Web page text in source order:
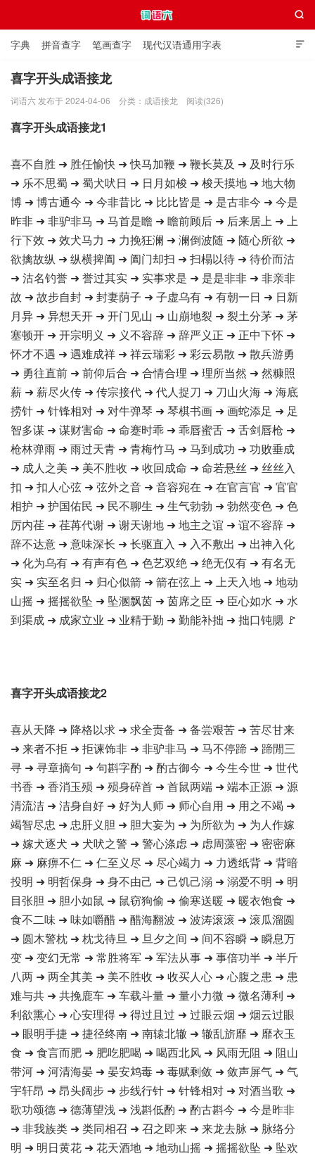

字典 拼音查字 笔画查字 现代汉语通用字表
通用规范汉字表 叠字大全

喜字开头成语接龙
词语六 发布于 2024-04-06 分类： 成语接龙 阅读(326)
喜字开头成语接龙1
喜不自胜 ➜ 胜任愉快 ➜ 快马加鞭 ➜ 鞭长莫及 ➜ 及时行乐
➜ 乐不思蜀 ➜ 蜀犬吠日 ➜ 日月如梭 ➜ 梭天摸地 ➜ 地大物
博 ➜ 博古通今 ➜ 今非昔比 ➜ 比比皆是 ➜ 是古非今 ➜ 今是
昨非 ➜ 非驴非马 ➜ 马首是瞻 ➜ 瞻前顾后 ➜ 后来居上 ➜ 上
行下效 ➜ 效犬马力 ➜ 力挽狂澜 ➜ 澜倒波随 ➜ 随心所欲 ➜
欲擒故纵 ➜ 纵横捭阖 ➜ 阖门却扫 ➜ 扫榻以待 ➜ 待价而沽
➜ 沽名钓誉 ➜ 誉过其实 ➜ 实事求是 ➜ 是是非非 ➜ 非亲非
故 ➜ 故步自封 ➜ 封妻荫子 ➜ 子虚乌有 ➜ 有朝一日 ➜ 日新
月异 ➜ 异想天开 ➜ 开门见山 ➜ 山崩地裂 ➜ 裂土分茅 ➜ 茅
塞顿开 ➜ 开宗明义 ➜ 义不容辞 ➜ 辞严义正 ➜ 正中下怀 ➜
怀才不遇 ➜ 遇难成祥 ➜ 祥云瑞彩 ➜ 彩云易散 ➜ 散兵游勇
➜ 勇往直前 ➜ 前仰后合 ➜ 合情合理 ➜ 理所当然 ➜ 然糠照
薪 ➜ 薪尽火传 ➜ 传宗接代 ➜ 代人捉刀 ➜ 刀山火海 ➜ 海底
捞针 ➜ 针锋相对 ➜ 对牛弹琴 ➜ 琴棋书画 ➜ 画蛇添足 ➜ 足
智多谋 ➜ 谋财害命 ➜ 命蹇时乖 ➜ 乖唇蜜舌 ➜ 舌剑唇枪 ➜
枪林弹雨 ➜ 雨过天青 ➜ 青梅竹马 ➜ 马到成功 ➜ 功败垂成
➜ 成人之美 ➜ 美不胜收 ➜ 收回成命 ➜ 命若悬丝 ➜ 丝丝入
扣 ➜ 扣人心弦 ➜ 弦外之音 ➜ 音容宛在 ➜ 在官言官 ➜ 官官
相护 ➜ 护国佑民 ➜ 民不聊生 ➜ 生气勃勃 ➜ 勃然变色 ➜ 色
厉内荏 ➜ 荏苒代谢 ➜ 谢天谢地 ➜ 地主之谊 ➜ 谊不容辞 ➜
辞不达意 ➜ 意味深长 ➜ 长驱直入 ➜ 入不敷出 ➜ 出神入化
➜ 化为乌有 ➜ 有声有色 ➜ 色艺双绝 ➜ 绝无仅有 ➜ 有名无
实 ➜ 实至名归 ➜ 归心似箭 ➜ 箭在弦上 ➜ 上天入地 ➜ 地动
山摇 ➜ 摇摇欲坠 ➜ 坠溷飘茵 ➜ 茵席之臣 ➜ 臣心如水 ➜ 水
到渠成 ➜ 成家立业 ➜ 业精于勤 ➜ 勤能补拙 ➜ 拙口钝腮 🚩
喜字开头成语接龙2
喜从天降 ➜ 降格以求 ➜ 求全责备 ➜ 备尝艰苦 ➜ 苦尽甘来
➜ 来者不拒 ➜ 拒谏饰非 ➜ 非驴非马 ➜ 马不停蹄 ➜ 蹄閒三
寻 ➜ 寻章摘句 ➜ 句斟字酌 ➜ 酌古御今 ➜ 今生今世 ➜ 世代
书香 ➜ 香消玉殒 ➜ 殒身碎首 ➜ 首鼠两端 ➜ 端本正源 ➜ 源
清流洁 ➜ 洁身自好 ➜ 好为人师 ➜ 师心自用 ➜ 用之不竭 ➜
竭智尽忠 ➜ 忠肝义胆 ➜ 胆大妄为 ➜ 为所欲为 ➜ 为人作嫁
➜ 嫁犬逐犬 ➜ 犬吠之警 ➜ 警心涤虑 ➜ 虑周藻密 ➜ 密密麻
麻 ➜ 麻痹不仁 ➜ 仁至义尽 ➜ 尽心竭力 ➜ 力透纸背 ➜ 背暗
投明 ➜ 明哲保身 ➜ 身不由己 ➜ 己饥己溺 ➜ 溺爱不明 ➜ 明
目张胆 ➜ 胆小如鼠 ➜ 鼠窃狗偷 ➜ 偷寒送暖 ➜ 暖衣饱食 ➜
食不二味 ➜ 味如嚼醋 ➜ 醋海翻波 ➜ 波涛滚滚 ➜ 滚瓜溜圆
➜ 圆木警枕 ➜ 枕戈待旦 ➜ 旦夕之间 ➜ 间不容瞬 ➜ 瞬息万
变 ➜ 变幻无常 ➜ 常胜将军 ➜ 军法从事 ➜ 事倍功半 ➜ 半斤
八两 ➜ 两全其美 ➜ 美不胜收 ➜ 收买人心 ➜ 心腹之患 ➜ 患
难与共 ➜ 共挽鹿车 ➜ 车载斗量 ➜ 量小力微 ➜ 微名薄利 ➜
利欲熏心 ➜ 心安理得 ➜ 得过且过 ➜ 过眼云烟 ➜ 烟云过眼
➜ 眼明手捷 ➜ 捷径终南 ➜ 南辕北辙 ➜ 辙乱旂靡 ➜ 靡衣玉
食 ➜ 食言而肥 ➜ 肥吃肥喝 ➜ 喝西北风 ➜ 风雨无阻 ➜ 阻山
带河 ➜ 河清海晏 ➜ 晏安鸩毒 ➜ 毒赋剩敛 ➜ 敛声屏气 ➜ 气
宇轩昂 ➜ 昂头阔步 ➜ 步线行针 ➜ 针锋相对 ➜ 对酒当歌 ➜
歌功颂德 ➜ 德薄望浅 ➜ 浅斟低酌 ➜ 酌古斟今 ➜ 今是昨非
➜ 非我族类 ➜ 类同相召 ➜ 召之即来 ➜ 来龙去脉 ➜ 脉络分
明 ➜ 明日黄花 ➜ 花天酒地 ➜ 地动山摇 ➜ 摇摇欲坠 ➜ 坠欢